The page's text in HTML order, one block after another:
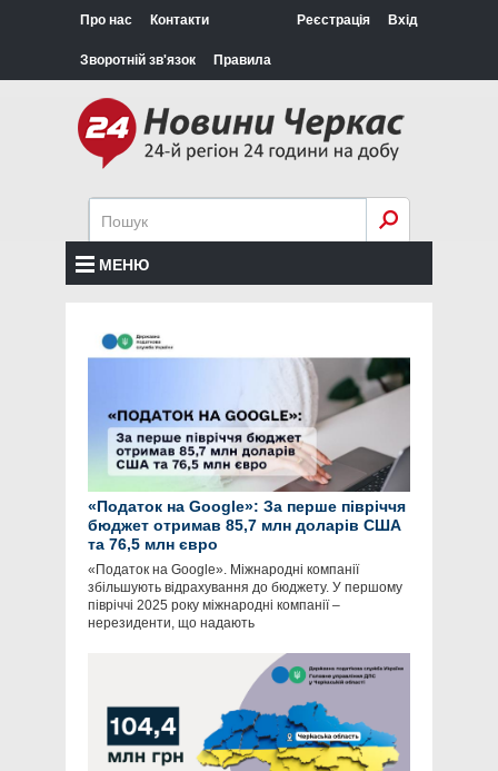
Про нас Контакти
Зворотній зв'язок Правила
Реєстрація Вхід
МЕНЮ
«Податок на Google»: За перше півріччя
бюджет отримав 85,7 млн доларів США
та 76,5 млн євро
«Податок на Google». Міжнародні компанії
збільшують відрахування до бюджету. У першому
півріччі 2025 року міжнародні компанії –
нерезиденти, що надають